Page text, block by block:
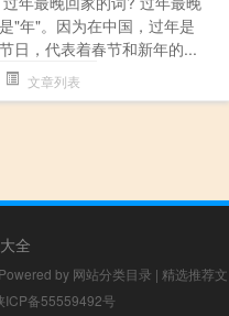
"年"。因为在中国，过年是
日，代表着春节和新年的...
文章列表
全
by 网站分类目录 | 精选推荐文
ICP备55559492号